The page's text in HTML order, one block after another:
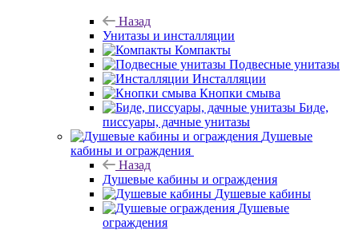
Назад
Унитазы и инсталляции
Компакты
Подвесные унитазы
Инсталляции
Кнопки смыва
Биде,
писсуары, дачные унитазы
Душевые
кабины и ограждения
Назад
Душевые кабины и ограждения
Душевые кабины
Душевые
ограждения